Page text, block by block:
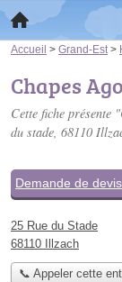
Accueil > Grand-Est >
Chapes
Cette fiche présente
du stade, 68110
Demande de
25 Rue du Stade
68110 Illzach
📞 Appeler cette